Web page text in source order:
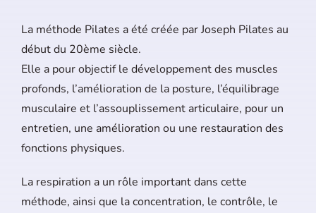
La méthode Pilates a été créée par Joseph Pilates au
début du 20ème siècle.
Elle a pour objectif le développement des muscles
profonds, l’amélioration de la posture, l’équilibrage
musculaire et l’assouplissement articulaire, pour un
entretien, une amélioration ou une restauration des
fonctions physiques.
La respiration a un rôle important dans cette
méthode, ainsi que la concentration, le contrôle, le